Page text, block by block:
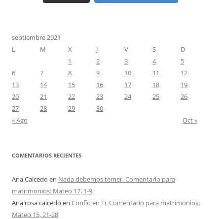
septiembre 2021
L
M X J V S
D
1
2 3 4
5
6
7 8 9 10 11
12
13
14 15 16 17 18
19
20
21 22 23 24 25
26
27
28 29
30
« Ago
Oct »
COMENTARIOS RECIENTES
Ana Caicedo en Nada debemos temer. Comentario para
matrimonios: Mateo 17, 1-9
Ana rosa caicedo en Confío en Ti. Comentario para matrimonios:
Mateo 15, 21-28